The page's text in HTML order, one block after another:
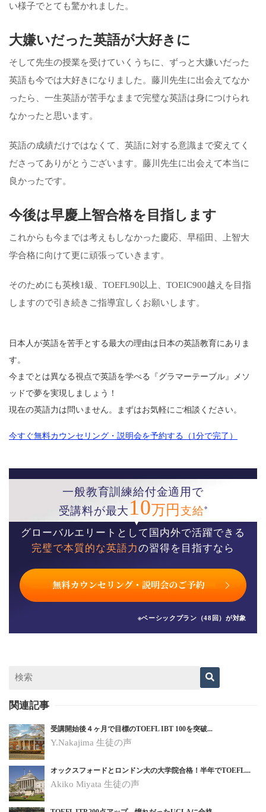
い様子でとても驚かれました。
大嫌いだった英語が大好きに
そして先生の授業を受けていくうちに、ずっと大嫌いだった
英語も今では大好きになりました。藤川先生に出会えてなか
ったら、一生英語が苦手なままで完璧な英語は身につけられ
なかったと思います。
英語の成績だけではなくて、英語に対する意識まで変えてく
ださってありがとうございます。藤川先生に出会えて本当に
良かったです。
今後は早慶上智合格を目指します
これからも今までは考えもしなかった慶応、早稲田、上智大
学合格に向けて更に頑張っていきます。
そのためにも英検1級、TOEFL90以上、TOEIC900越えを目指
しますので引き続きご指導宜しくお願いします。
日本人が英語を苦手とする最大の理由は日本の英語教育にありま
す。
今までとは異なる視点で英語を学べる『グラマーテーブル』メソ
ッドで夢を実現しましょう！
現在の英語力は問いません。まずはお気軽にご相談ください。
今すぐ無料カウンセリング・説明会を予約する（1分で完了）
一般教育訓練給付金適用で
受講料が最大 10万円支給※
グローバルエリートとして国内外で活躍できる
完璧で本質的な英語力の習得を目指すなら
※ベーシックプラン（48回）が対象
関連記事
受講開始後４ヶ月で目標のTOEFL IBT 100を突破...
Y.Nakajima 生徒の声
オックスフォードとロンドン大の大学院合格！半年でTOEFL...
Akiko Miyata 生徒の声